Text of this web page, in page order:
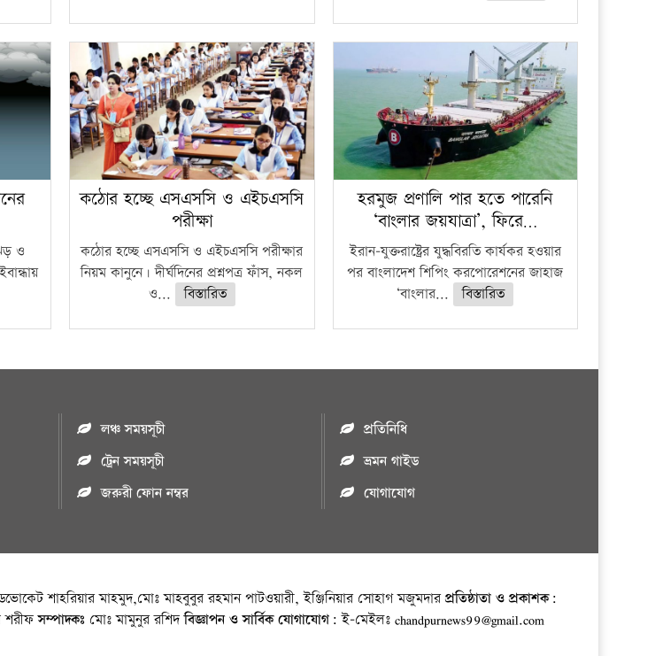
ও
কঠোর হচ্ছে এসএসসি ও এইচএসসি
পরীক্ষা
কঠোর হচ্ছে এসএসসি ও এইচএসসি পরীক্ষার
নিয়ম কানুনে। দীর্ঘদিনের প্রশ্নপত্র ফাঁস, নকল
ও...
বিস্তারিত
হরমুজ প্রণালি পার হতে পারেনি
‘বাংলার জয়যাত্রা’, ফিরে…
ইরান-যুক্তরাষ্ট্রের যুদ্ধবিরতি কার্যকর হওয়ার
পর বাংলাদেশ শিপিং করপোরেশনের জাহাজ
‘বাংলার...
বিস্তারিত
লঞ্চ সময়সূচী
ট্রেন সময়সূচী
জরুরী ফোন নম্বর
প্রতিনিধি
ভ্রমন গাইড
যোগাযোগ
শাহরিয়ার মাহমুদ,মোঃ মাহবুবুর রহমান পাটওয়ারী, ইঞ্জিনিয়ার সোহাগ মজুমদারপ্রতিষ্ঠাতা ও প্রকাশক:
শরীফসম্পাদকঃ মোঃ মামুনুর রশিদবিজ্ঞাপন ও সার্বিক যোগাযোগ: ই-মেইলঃ chandpurnews99@gmail.com